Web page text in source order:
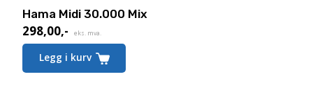
Hama Midi 30.000 Mix
298,00,- eks. mva.
Legg i kurv